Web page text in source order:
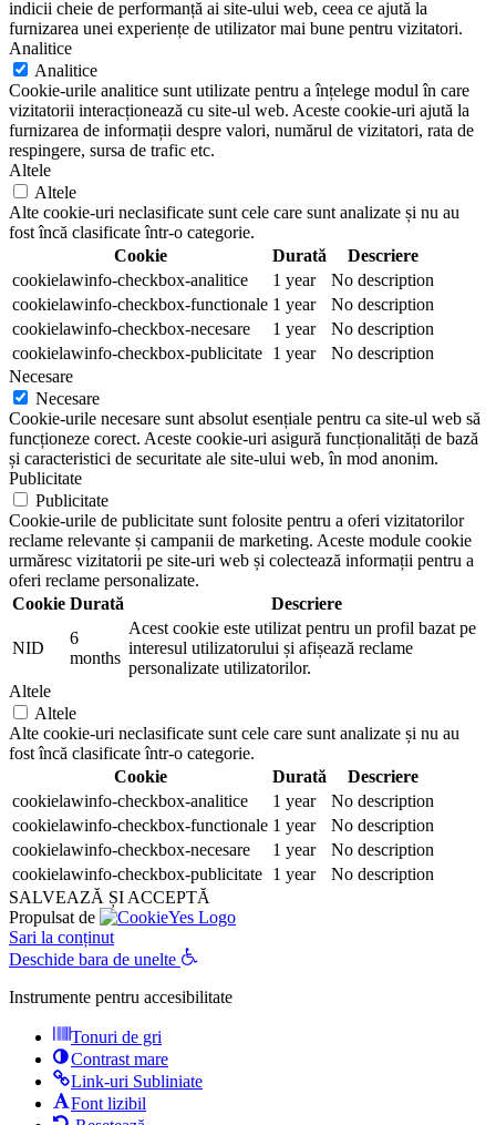
indicii cheie de performanță ai site-ului web, ceea ce ajută la
furnizarea unei experiențe de utilizator mai bune pentru vizitatori.
Analitice
Analitice
Cookie-urile analitice sunt utilizate pentru a înțelege modul în care
vizitatorii interacționează cu site-ul web. Aceste cookie-uri ajută la
furnizarea de informații despre valori, numărul de vizitatori, rata de
respingere, sursa de trafic etc.
Altele
Altele
Alte cookie-uri neclasificate sunt cele care sunt analizate și nu au
fost încă clasificate într-o categorie.
Cookie
Durată
Descriere
cookielawinfo-checkbox-analitice
1 year
No description
cookielawinfo-checkbox-functionale 1 year
No description
cookielawinfo-checkbox-necesare
1 year
No description
cookielawinfo-checkbox-publicitate 1 year
No description
Necesare
Necesare
Cookie-urile necesare sunt absolut esențiale pentru ca site-ul web să
funcționeze corect. Aceste cookie-uri asigură funcționalități de bază
și caracteristici de securitate ale site-ului web, în mod anonim.
Publicitate
Publicitate
Cookie-urile de publicitate sunt folosite pentru a oferi vizitatorilor
reclame relevante și campanii de marketing. Aceste module cookie
urmăresc vizitatorii pe site-uri web și colectează informații pentru a
oferi reclame personalizate.
Cookie Durată Descriere
NID
6
months
Acest cookie este utilizat pentru un profil bazat pe
interesul utilizatorului și afișează reclame
personalizate utilizatorilor.
Altele
Altele
Alte cookie-uri neclasificate sunt cele care sunt analizate și nu au
fost încă clasificate într-o categorie.
Cookie
Durată
Descriere
cookielawinfo-checkbox-analitice
1 year
No description
cookielawinfo-checkbox-functionale 1 year
No description
cookielawinfo-checkbox-necesare
1 year
No description
cookielawinfo-checkbox-publicitate 1 year
No description
SALVEAZĂ ȘI ACCEPTĂ
Propulsat de
Sari la conținut
Deschide bara de unelte
Instrumente pentru accesibilitate
Tonuri de gri
Contrast mare
Link-uri Subliniate
Font lizibil